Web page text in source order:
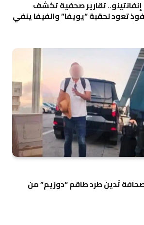
تقارير صحفية تكشف
تعود لحقبة “يويفا” والفيفا ينفي
تُدين طرد طاقم “دوزيم” من